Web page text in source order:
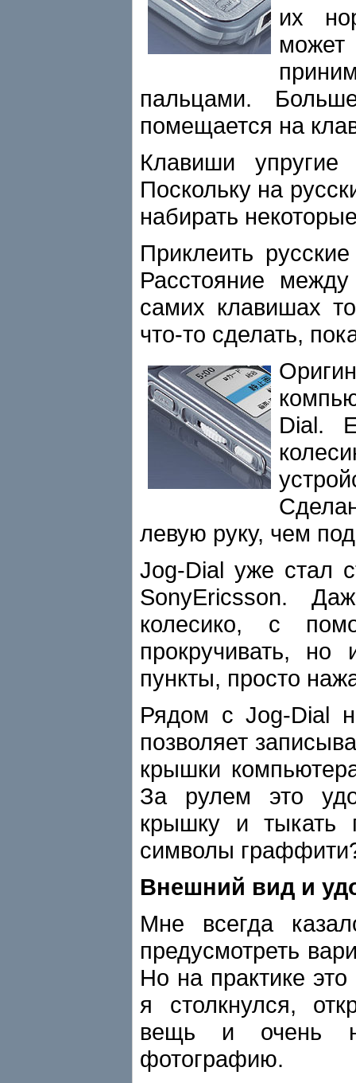
их
пальцами.
помещается на
Клавиши
Поскольку на
набирать
Приклеить
Расстояние
самих клавишах
что-то сделать,
Dial.
левую руку, чем
Jog-Dial уже стал
SonyEricsson.
колесико, с
прокручивать,
пункты, просто
Рядом с Jog-Dial
позволяет
крышки
За рулем это
крышку и тыкать
символы
Внешний вид и
Мне всегда
предусмотреть
Но на практике
я столкнулся,
вещь и очень
фотографию.